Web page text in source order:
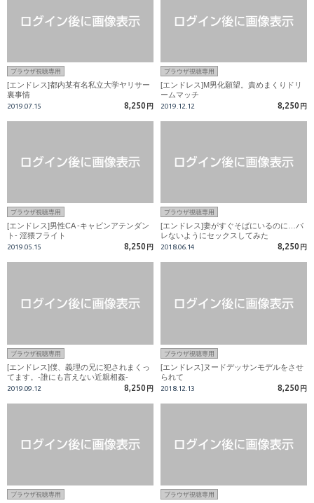
ブラウザ視聴専用
[エンドレス]都内某有名私立大学ヤリサー
裏事情
2019.07.15 8,250 円
ブラウザ視聴専用
[エンドレス]M男化願望。責めまくりドリ
ームマッチ
2019.12.12 8,250 円
ブラウザ視聴専用
[エンドレス]男性CA -キャビンアテンダン
ト- 淫猥フライト
2019.05.15 8,250 円
ブラウザ視聴専用
[エンドレス]妻がすぐそばにいるのに…バ
レないようにセックスしてみた
2018.06.14 8,250 円
ブラウザ視聴専用
[エンドレス]僕、義理の兄に犯されまくっ
てます。-誰にも言えない近親相姦‐
2019.09.12 8,250 円
ブラウザ視聴専用
[エンドレス]ヌードデッサンモデルをさせ
られて
2018.12.13 8,250 円
ブラウザ視聴専用 ブラウザ視聴専用